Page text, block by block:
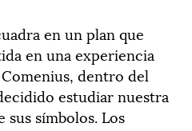
en un plan que
en una experiencia
dentro del
estudiar nuestra
sus símbolos. Los